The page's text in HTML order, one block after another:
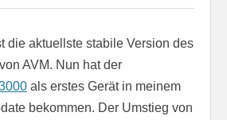
die aktuellste stabile Version des
AVM. Nun hat der
als erstes Gerät in meinem
bekommen. Der Umstieg von